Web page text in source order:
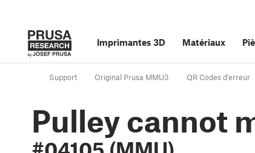
Imprimantes 3D Matériaux
Support Original Prusa MMU3 QR Codes d'erreur
Pulley cannot